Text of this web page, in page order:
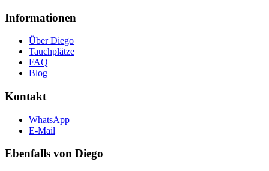
Informationen
Über Diego
Tauchplätze
FAQ
Blog
Kontakt
WhatsApp
E-Mail
Ebenfalls von Diego